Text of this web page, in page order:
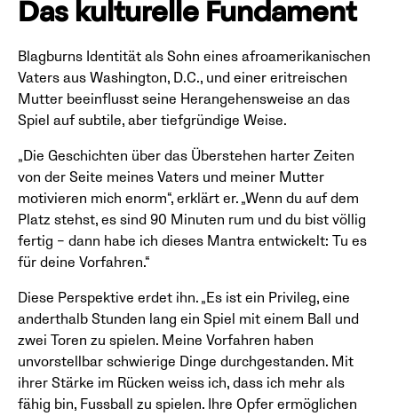
Das kulturelle Fundament
Blagburns Identität als Sohn eines afroamerikanischen
Vaters aus Washington, D.C., und einer eritreischen
Mutter beeinflusst seine Herangehensweise an das
Spiel auf subtile, aber tiefgründige Weise.
„Die Geschichten über das Überstehen harter Zeiten
von der Seite meines Vaters und meiner Mutter
motivieren mich enorm“, erklärt er. „Wenn du auf dem
Platz stehst, es sind 90 Minuten rum und du bist völlig
fertig – dann habe ich dieses Mantra entwickelt: Tu es
für deine Vorfahren.“
Diese Perspektive erdet ihn. „Es ist ein Privileg, eine
anderthalb Stunden lang ein Spiel mit einem Ball und
zwei Toren zu spielen. Meine Vorfahren haben
unvorstellbar schwierige Dinge durchgestanden. Mit
ihrer Stärke im Rücken weiss ich, dass ich mehr als
fähig bin, Fussball zu spielen. Ihre Opfer ermöglichen